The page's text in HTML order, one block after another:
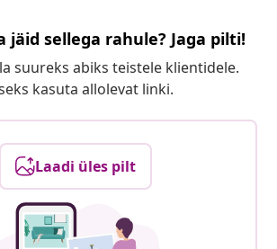
jäid sellega rahule? Jaga pilti!
suureks abiks teistele klientidele.
kasuta allolevat linki.
Laadi üles pilt